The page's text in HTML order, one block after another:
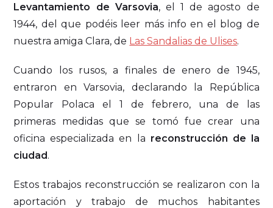
Levantamiento de Varsovia, el 1 de agosto de
1944, del que podéis leer más info en el blog de
nuestra amiga Clara, de Las Sandalias de Ulises.
Cuando los rusos, a finales de enero de 1945,
entraron en Varsovia, declarando la República
Popular Polaca el 1 de febrero, una de las
primeras medidas que se tomó fue crear una
oficina especializada en la reconstrucción de la
ciudad.
Estos trabajos reconstrucción se realizaron con la
aportación y trabajo de muchos habitantes